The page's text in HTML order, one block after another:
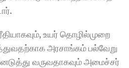
உயர் தொழில்முறை
அரசாங்கம் பல்வேறு
வருவதாகவும் அமைச்சர்